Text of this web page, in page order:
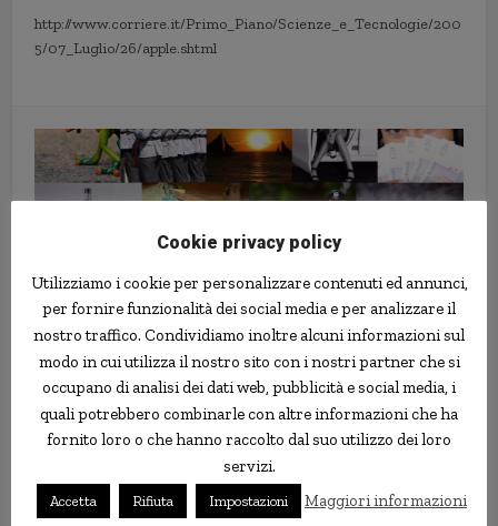
http://www.corriere.it/Primo_Piano/Scienze_e_Tecnologie/200
5/07_Luglio/26/apple.shtml
Costantino premiato peggior
attore del 2005
Cookie privacy policy
Utilizziamo i cookie per personalizzare contenuti ed annunci,
per fornire funzionalità dei social media e per analizzare il
nostro traffico. Condividiamo inoltre alcuni informazioni sul
modo in cui utilizza il nostro sito con i nostri partner che si
occupano di analisi dei dati web, pubblicità e social media, i
quali potrebbero combinarle con altre informazioni che ha
fornito loro o che hanno raccolto dal suo utilizzo dei loro
servizi.
Accetta Rifiuta Impostazioni Maggiori informazioni